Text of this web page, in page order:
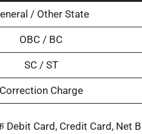
/ Other State
OBC / BC
SC / ST
Correction Charge
Debit Card, Credit Card, Net